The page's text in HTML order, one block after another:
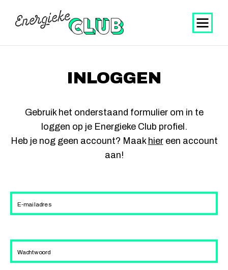
INLOGGEN
Gebruik het onderstaand formulier om in te
loggen op je Energieke Club profiel.
Heb je nog geen account? Maak hiereen account
aan!
E-mailadres
Wachtwoord